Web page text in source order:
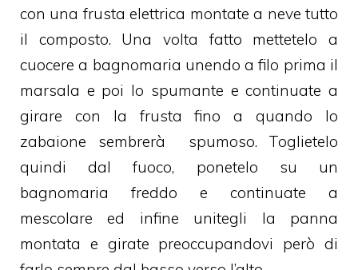
con una frusta elettrica montate a neve tutto
il composto. Una volta fatto mettetelo a
cuocere a bagnomaria unendo a filo prima il
marsala e poi lo spumante e continuate a
girare con la frusta fino a quando lo
zabaione sembrerà spumoso. Toglietelo
quindi dal fuoco, ponetelo su un
bagnomaria freddo e continuate a
mescolare ed infine unitegli la panna
montata e girate preoccupandovi però di